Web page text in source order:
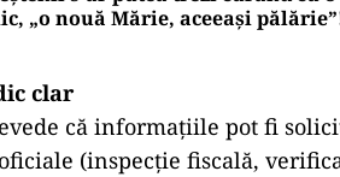
„o nouă Mărie, aceeași
clar
că informațiile pot fi
(inspecție fiscală,